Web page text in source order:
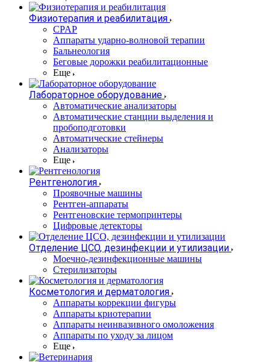
Физиотерапия и реабилитация
CPAP
Аппараты ударно-волновой терапии
Бальнеология
Беговые дорожки реабилитационные
Еще
Лабораторное оборудование
Автоматические анализаторы
Автоматические станции выделения и
пробоподготовки
Автоматические стейнеры
Анализаторы
Еще
Рентгенология
Проявочные машины
Рентген-аппараты
Рентгеновские термопринтеры
Цифровые детекторы
Отделение ЦСО, дезинфекции и утилизации
Моечно-дезинфекционные машины
Стерилизаторы
Косметология и дерматология
Аппараты коррекции фигуры
Аппараты криотерапии
Аппараты неинвазивного омоложения
Аппараты по уходу за лицом
Еще